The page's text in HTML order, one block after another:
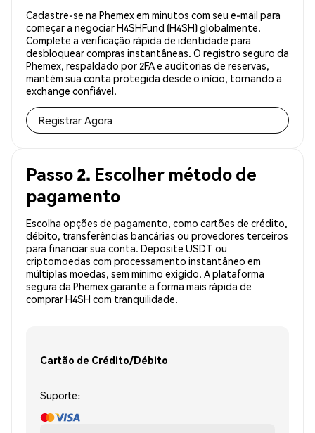
Cadastre-se na Phemex em minutos com seu e-mail para
começar a negociar H4SHFund (H4SH) globalmente.
Complete a verificação rápida de identidade para
desbloquear compras instantâneas. O registro seguro da
Phemex, respaldado por 2FA e auditorias de reservas,
mantém sua conta protegida desde o início, tornando a
exchange confiável.
Registrar Agora
Passo 2. Escolher método de
pagamento
Escolha opções de pagamento, como cartões de crédito,
débito, transferências bancárias ou provedores terceiros
para financiar sua conta. Deposite USDT ou
criptomoedas com processamento instantâneo em
múltiplas moedas, sem mínimo exigido. A plataforma
segura da Phemex garante a forma mais rápida de
comprar H4SH com tranquilidade.
Cartão de Crédito/Débito
Suporte: